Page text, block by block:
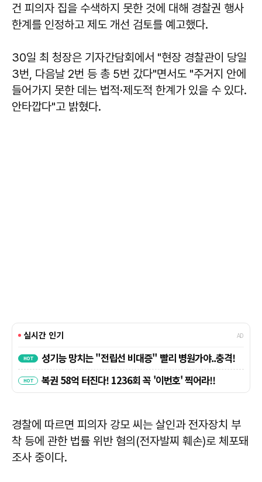
건 피의자 집을 수색하지 못한 것에 대해 경찰권 행사
한계를 인정하고 제도 개선 검토를 예고했다.
30일 최 청장은 기자간담회에서 "현장 경찰관이 당일
3번, 다음날 2번 등 총 5번 갔다"면서도 "주거지 안에
들어가지 못한 데는 법적·제도적 한계가 있을 수 있다.
안타깝다"고 밝혔다.
경찰에 따르면 피의자 강모 씨는 살인과 전자장치 부
착 등에 관한 법률 위반 혐의(전자발찌 훼손)로 체포돼
조사 중이다.